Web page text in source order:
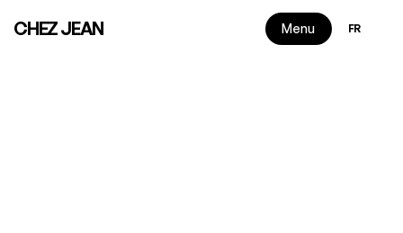
CHEZ JEAN Menu FR